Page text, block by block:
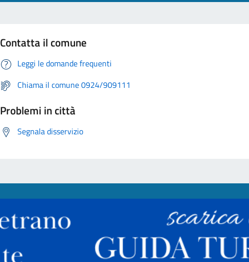
Contatta il comune
Leggi le domande frequenti
Chiama il comune 0924/909111
Problemi in città
Segnala disservizio